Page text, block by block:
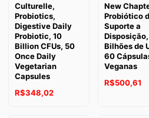
Culturelle,
Probiotics,
Digestive Daily
Probiotic, 10
Billion CFUs, 50
Once Daily
Vegetarian
Capsules
R$348,02
New
Probiótico
Suporte a
Bilhões de
60
Veganas
R$500,61